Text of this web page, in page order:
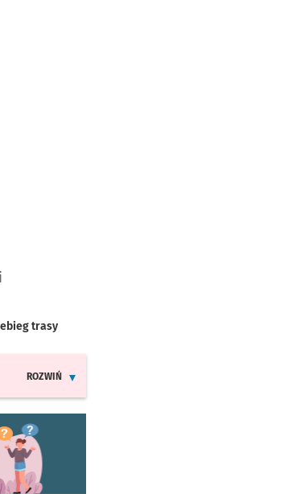
trasy
ROZWIŃ
karcie